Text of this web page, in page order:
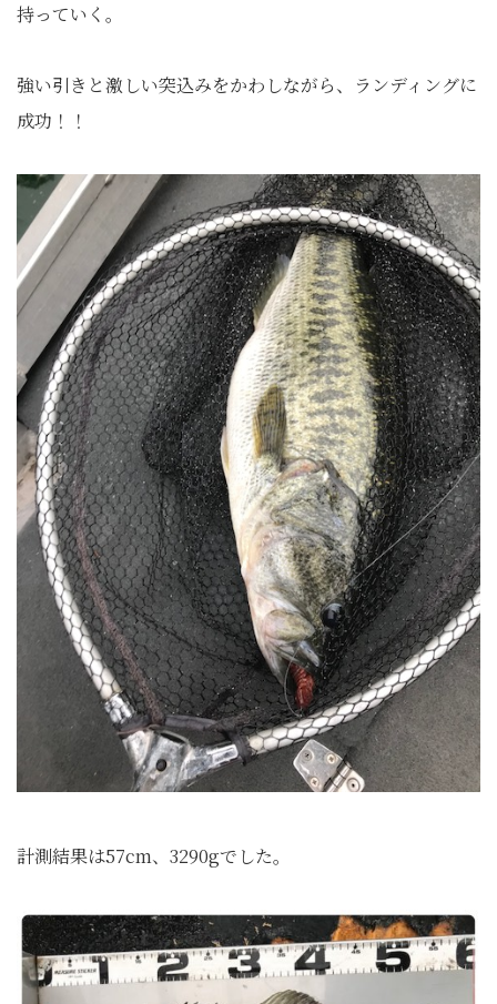
持っていく。
強い引きと激しい突込みをかわしながら、ランディングに
成功！！
計測結果は57cm、3290gでした。